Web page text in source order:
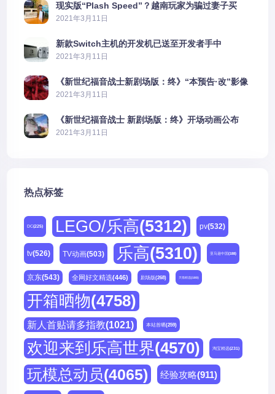
现实版“Plash Speed”？越南玩家为骗过妻子买
PS5上演好戏
2021年3月11日
新款Switch主机的开发机已送至开发者手中
2021年3月11日
《新世纪福音战士新剧场版：终》“本预告·改”影像
公开
2021年3月11日
《新世纪福音战士 新剧场版：终》开场动画公布
2021年3月11日
热点标签
DC(225) LEGO/乐高(5312) pv(532)
tv(526) TV动画(503) 乐高(5310) 亚马逊中国(188)
京东(543) 全网好文精选(446) 剧场版(268) 天猫精选(180)
开箱晒物(4758)
新人首贴请多指教(1021) 本站首晒(259)
欢迎来到乐高世界(4570) 淘宝精选(231)
玩模总动员(4065) 经验攻略(911)